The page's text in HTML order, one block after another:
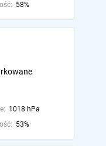
58%
1018 hPa
53%